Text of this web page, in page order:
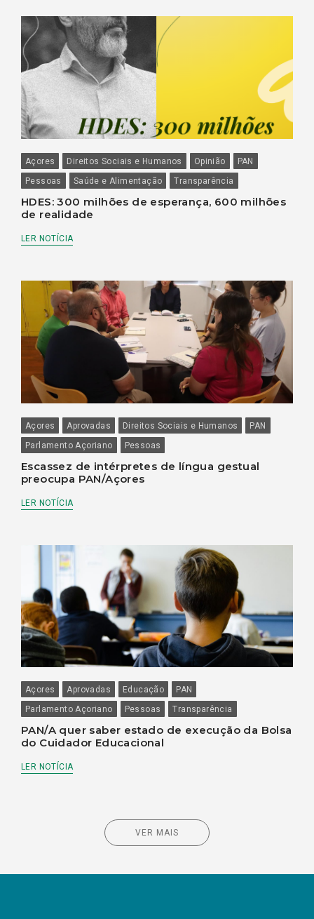
Açores Direitos Sociais e Humanos Opinião
PAN
Pessoas
Saúde e Alimentação Transparência
HDES: 300 milhões de esperança, 600 milhões
de realidade
LER NOTÍCIA
Açores Aprovadas Direitos Sociais e Humanos
PAN
Parlamento Açoriano
Pessoas
Escassez de intérpretes de língua gestual
preocupa PAN/Açores
LER NOTÍCIA
Açores Aprovadas Educação
PAN
Parlamento Açoriano
Pessoas Transparência
PAN/A quer saber estado de execução da Bolsa
do Cuidador Educacional
LER NOTÍCIA
VER MAIS